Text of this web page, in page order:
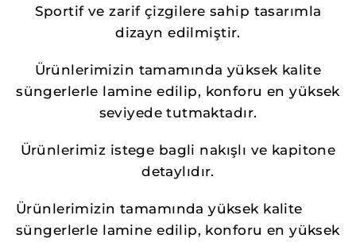
Sportif ve zarif çizgilere sahip tasarımla
dizayn edilmiştir.
Ürünlerimizin tamamında yüksek kalite
süngerlerle lamine edilip, konforu en yüksek
seviyede tutmaktadır.
Ürünlerimiz istege bagli nakışlı ve kapitone
detaylıdır.
Ürünlerimizin tamamında yüksek kalite
süngerlerle lamine edilip, konforu en yüksek